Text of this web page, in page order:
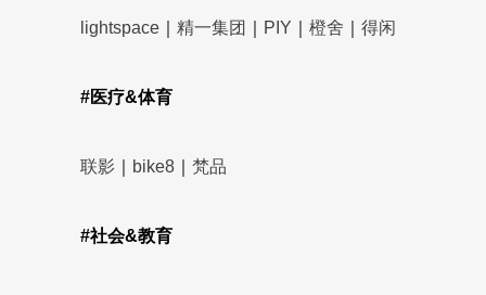
lightspace 精一集团 PIY 橙舍 得闲
#医疗&体育
联影 bike8 梵品
#社会&教育